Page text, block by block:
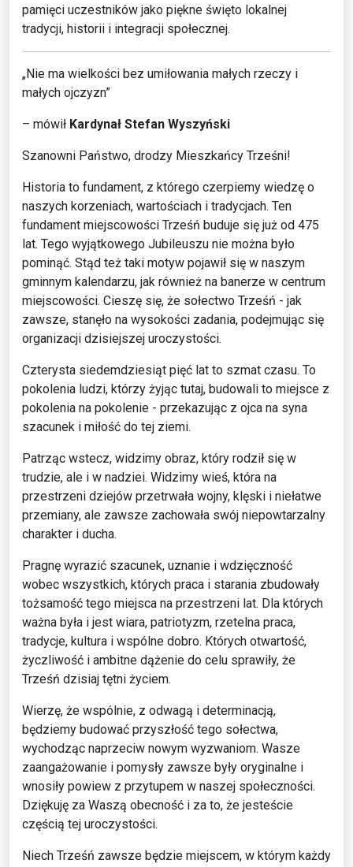
pamięci uczestników jako piękne święto lokalnej
tradycji, historii i integracji społecznej.
„Nie ma wielkości bez umiłowania małych rzeczy i
małych ojczyzn”
– mówił Kardynał Stefan Wyszyński
Szanowni Państwo, drodzy Mieszkańcy Trześni!
Historia to fundament, z którego czerpiemy wiedzę o
naszych korzeniach, wartościach i tradycjach. Ten
fundament miejscowości Trześń buduje się już od 475
lat. Tego wyjątkowego Jubileuszu nie można było
pominąć. Stąd też taki motyw pojawił się w naszym
gminnym kalendarzu, jak również na banerze w centrum
miejscowości. Cieszę się, że sołectwo Trześń - jak
zawsze, stanęło na wysokości zadania, podejmując się
organizacji dzisiejszej uroczystości.
Czterysta siedemdziesiąt pięć lat to szmat czasu. To
pokolenia ludzi, którzy żyjąc tutaj, budowali to miejsce z
pokolenia na pokolenie - przekazując z ojca na syna
szacunek i miłość do tej ziemi.
Patrząc wstecz, widzimy obraz, który rodził się w
trudzie, ale i w nadziei. Widzimy wieś, która na
przestrzeni dziejów przetrwała wojny, klęski i niełatwe
przemiany, ale zawsze zachowała swój niepowtarzalny
charakter i ducha.
Pragnę wyrazić szacunek, uznanie i wdzięczność
wobec wszystkich, których praca i starania zbudowały
tożsamość tego miejsca na przestrzeni lat. Dla których
ważna była i jest wiara, patriotyzm, rzetelna praca,
tradycje, kultura i wspólne dobro. Których otwartość,
życzliwość i ambitne dążenie do celu sprawiły, że
Trześń dzisiaj tętni życiem.
Wierzę, że wspólnie, z odwagą i determinacją,
będziemy budować przyszłość tego sołectwa,
wychodząc naprzeciw nowym wyzwaniom. Wasze
zaangażowanie i pomysły zawsze były oryginalne i
wnosiły powiew z przytupem w naszej społeczności.
Dziękuję za Waszą obecność i za to, że jesteście
częścią tej uroczystości.
Niech Trześń zawsze będzie miejscem, w którym każdy